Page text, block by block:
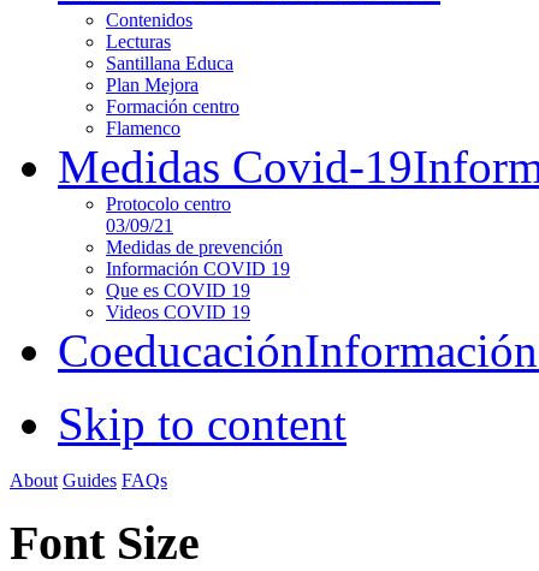
Contenidos
Lecturas
Santillana Educa
Plan Mejora
Formación centro
Flamenco
Medidas Covid-19
Protocolo centro
03/09/21
Medidas de prevención
Información COVID 19
Que es COVID 19
Videos COVID 19
Coeducación
Skip to content
About Guides FAQs
Font Size